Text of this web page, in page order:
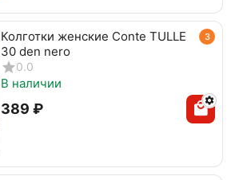
3
Колготки женские Conte TULLE
30 den nero
0.0
В наличии
‍389‍ ₽